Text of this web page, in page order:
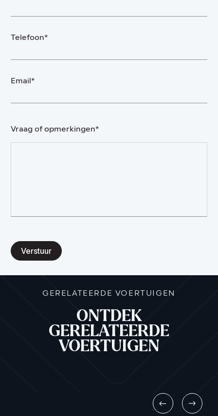
Telefoon*
Email*
Vraag of opmerkingen*
Verstuur
GERELATEERDE VOERTUIGEN
ONTDEK
GERELATEERDE
VOERTUIGEN